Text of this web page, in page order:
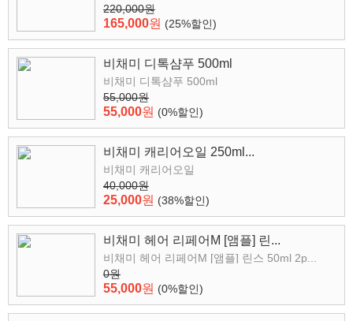
220,000원
165,000원 (25%할인)
비채미 디톡샴푸 500ml
비채미 디톡샴푸 500ml
55,000원
55,000원 (0%할인)
비채미 캐리어오일 250ml...
비채미 캐리어오일
40,000원
25,000원 (38%할인)
비채미 헤어 리페어M [앰플] 린...
비채미 헤어 리페어M [앰플] 린스 50ml 2p...
0원
55,000원 (0%할인)